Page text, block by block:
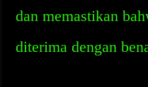
dan memastikan
diterima dengan